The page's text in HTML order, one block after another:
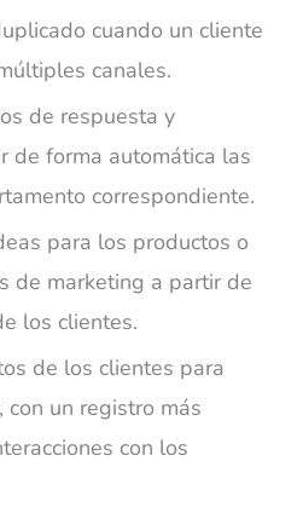
cuando un cliente
canales.
de respuesta y
de forma automática las
correspondiente.
para los productos o
de marketing a partir de
los clientes.
de los clientes para
un registro más
con los